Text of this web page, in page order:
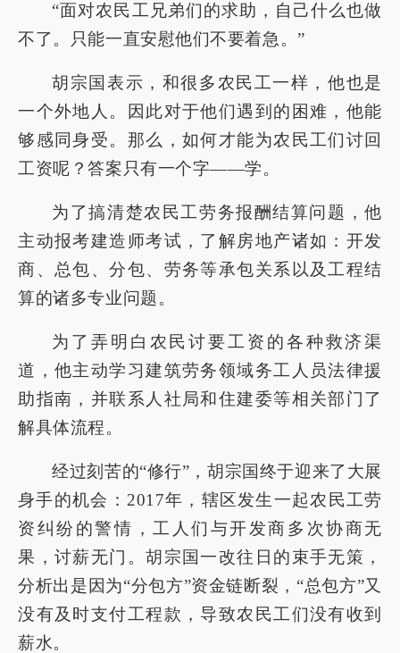
“面对农民工兄弟们的求助，自己什么也做
不了。只能一直安慰他们不要着急。”
胡宗国表示，和很多农民工一样，他也是
一个外地人。因此对于他们遇到的困难，他能
够感同身受。那么，如何才能为农民工们讨回
工资呢？答案只有一个字——学。
为了搞清楚农民工劳务报酬结算问题，他
主动报考建造师考试，了解房地产诸如：开发
商、总包、分包、劳务等承包关系以及工程结
算的诸多专业问题。
为了弄明白农民讨要工资的各种救济渠
道，他主动学习建筑劳务领域务工人员法律援
助指南，并联系人社局和住建委等相关部门了
解具体流程。
经过刻苦的“修行”，胡宗国终于迎来了大展
身手的机会：2017年，辖区发生一起农民工劳
资纠纷的警情，工人们与开发商多次协商无
果，讨薪无门。胡宗国一改往日的束手无策，
分析出是因为“分包方”资金链断裂，“总包方”又
没有及时支付工程款，导致农民工们没有收到
薪水。